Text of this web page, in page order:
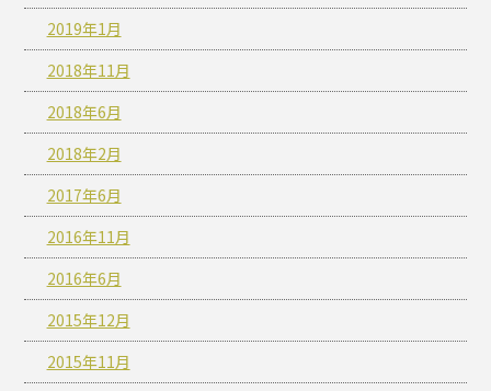
2019年1月
2018年11月
2018年6月
2018年2月
2017年6月
2016年11月
2016年6月
2015年12月
2015年11月